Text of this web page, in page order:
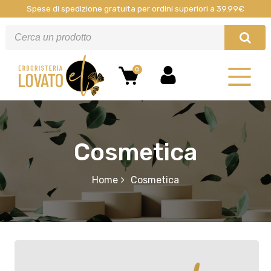
Spese di spedizione gratuita per ordini superiori a 39.99€
0
Cosmetica
Home Cosmetica